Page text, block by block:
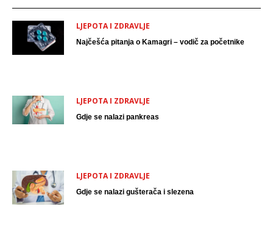
LJEPOTA I ZDRAVLJE
Najčešća pitanja o Kamagri – vodič za početnike
LJEPOTA I ZDRAVLJE
Gdje se nalazi pankreas
LJEPOTA I ZDRAVLJE
Gdje se nalazi gušterača i slezena